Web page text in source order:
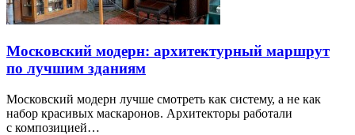
Московский модерн: архитектурный маршрут
по лучшим зданиям
Московский модерн лучше смотреть как систему, а не как
набор красивых маскаронов. Архитекторы работали
с композицией…